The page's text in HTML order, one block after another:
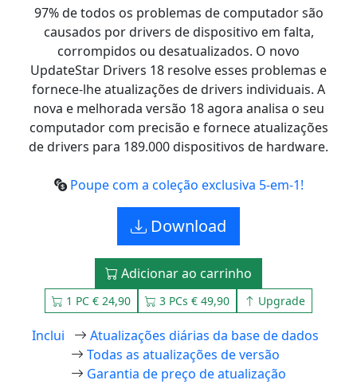
97% de todos os problemas de computador são
causados por drivers de dispositivo em falta,
corrompidos ou desatualizados. O novo
UpdateStar Drivers 18 resolve esses problemas e
fornece-lhe atualizações de drivers individuais. A
nova e melhorada versão 18 agora analisa o seu
computador com precisão e fornece atualizações
de drivers para 189.000 dispositivos de hardware.
Poupe com a coleção exclusiva 5-em-1!
Download
Adicionar ao carrinho
1 PC € 24,90 3 PCs € 49,90 Upgrade
Inclui
Atualizações diárias da base de dados
Todas as atualizações de versão
Garantia de preço de atualização